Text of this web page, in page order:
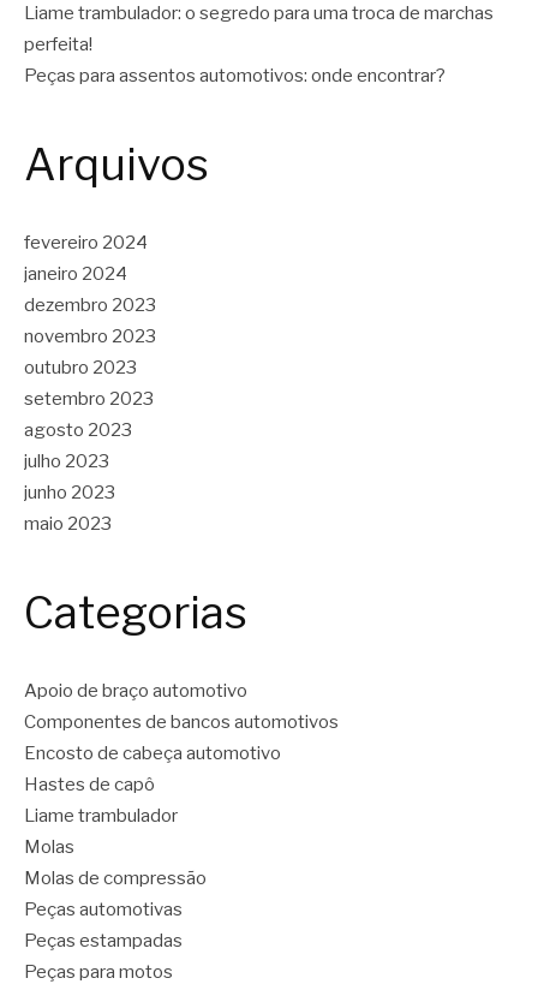
Liame trambulador: o segredo para uma troca de marchas
perfeita!
Peças para assentos automotivos: onde encontrar?
Arquivos
fevereiro 2024
janeiro 2024
dezembro 2023
novembro 2023
outubro 2023
setembro 2023
agosto 2023
julho 2023
junho 2023
maio 2023
Categorias
Apoio de braço automotivo
Componentes de bancos automotivos
Encosto de cabeça automotivo
Hastes de capô
Liame trambulador
Molas
Molas de compressão
Peças automotivas
Peças estampadas
Peças para motos